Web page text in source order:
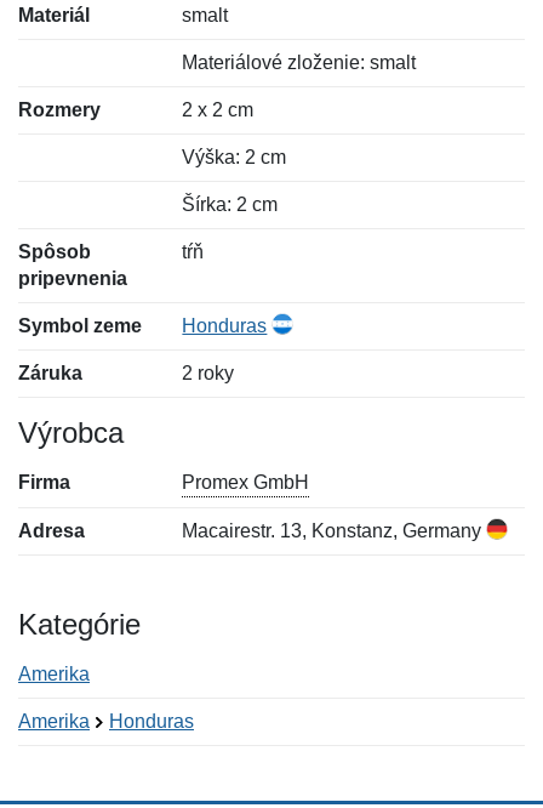
Materiál smalt
Materiálové zloženie: smalt
Rozmery 2 x 2 cm
Výška: 2 cm
Šírka: 2 cm
Spôsob
pripevnenia
tŕň
Symbol zeme Honduras
Záruka 2 roky
Výrobca
Firma Promex GmbH
Adresa Macairestr. 13, Konstanz, Germany
Kategórie
Amerika
Amerika Honduras